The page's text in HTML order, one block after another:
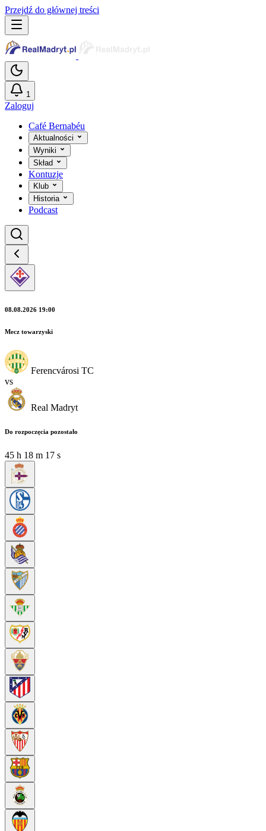
Przejdź do głównej treści
1
Zaloguj
Café Bernabéu
Aktualności
Wyniki
Skład
Kontuzje
Klub
Historia
Podcast
08.08.2026 19:00
Mecz towarzyski
Ferencvárosi TC
vs
Real Madryt
Do rozpoczęcia pozostało
45 h 18 m 15 s